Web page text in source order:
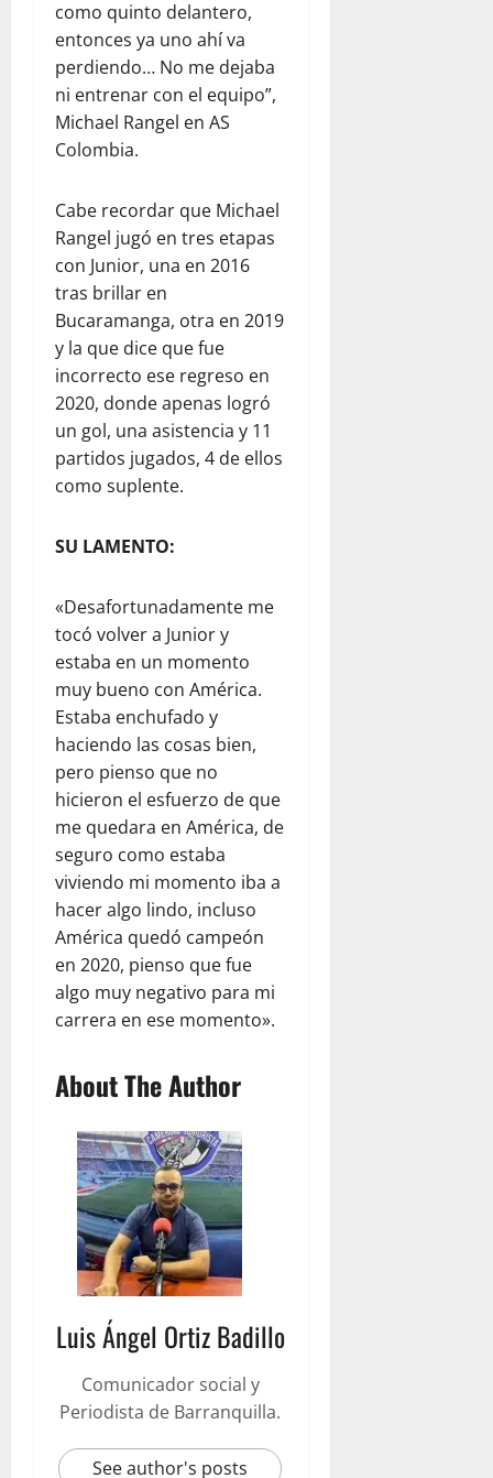
como quinto delantero,
entonces ya uno ahí va
perdiendo… No me dejaba
ni entrenar con el equipo”,
Michael Rangel en AS
Colombia.
Cabe recordar que Michael
Rangel jugó en tres etapas
con Junior, una en 2016
tras brillar en
Bucaramanga, otra en 2019
y la que dice que fue
incorrecto ese regreso en
2020, donde apenas logró
un gol, una asistencia y 11
partidos jugados, 4 de ellos
como suplente.
SU LAMENTO:
«Desafortunadamente me
tocó volver a Junior y
estaba en un momento
muy bueno con América.
Estaba enchufado y
haciendo las cosas bien,
pero pienso que no
hicieron el esfuerzo de que
me quedara en América, de
seguro como estaba
viviendo mi momento iba a
hacer algo lindo, incluso
América quedó campeón
en 2020, pienso que fue
algo muy negativo para mi
carrera en ese momento».
About The Author
Luis Ángel Ortiz Badillo
Comunicador social y
Periodista de Barranquilla.
See author's posts